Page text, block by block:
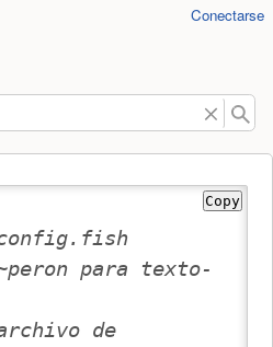
HerramientasConectarse
para texto-
de
Copy